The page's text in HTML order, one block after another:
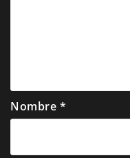
Nombre *